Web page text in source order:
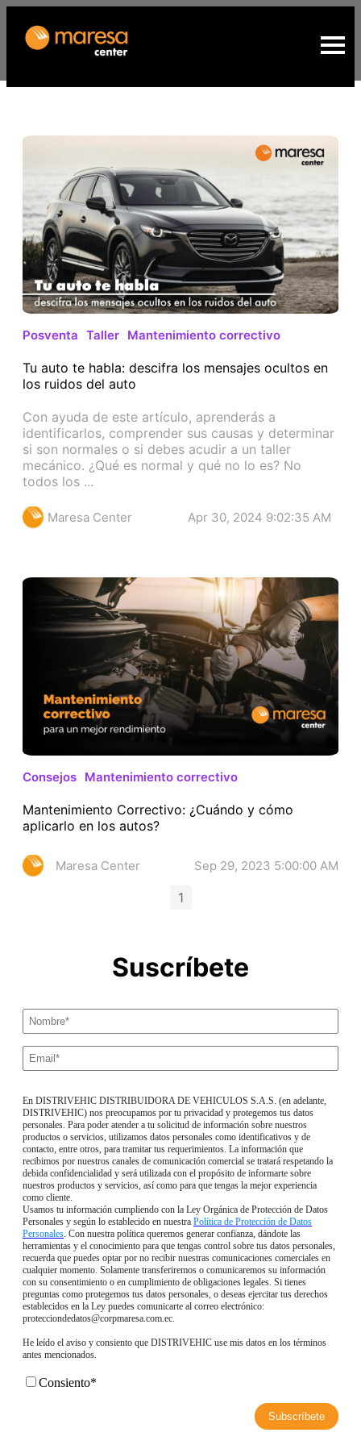
Posventa Taller Mantenimiento correctivo
Tu auto te habla: descifra los mensajes ocultos en
los ruidos del auto
Con ayuda de este artículo, aprenderás a
identificarlos, comprender sus causas y determinar
si son normales o si debes acudir a un taller
mecánico. ¿Qué es normal y qué no lo es? No
todos los ...
Maresa Center Apr 30, 2024 9:02:35 AM
Consejos Mantenimiento correctivo
Mantenimiento Correctivo: ¿Cuándo y cómo
aplicarlo en los autos?
Maresa Center Sep 29, 2023 5:00:00 AM
1
Suscríbete
En DISTRIVEHIC DISTRIBUIDORA DE VEHICULOS S.A.S. (en adelante,
DISTRIVEHIC) nos preocupamos por tu privacidad y protegemos tus datos
personales. Para poder atender a tu solicitud de información sobre nuestros
productos o servicios, utilizamos datos personales como identificativos y de
contacto, entre otros, para tramitar tus requerimientos. La información que
recibimos por nuestros canales de comunicación comercial se tratará respetando la
debida confidencialidad y será utilizada con el propósito de informarte sobre
nuestros productos y servicios, así como para que tengas la mejor experiencia
como cliente.
Usamos tu información cumpliendo con la Ley Orgánica de Protección de Datos
Personales y según lo establecido en nuestra Política de Protección de Datos
Personales. Con nuestra política queremos generar confianza, dándote las
herramientas y el conocimiento para que tengas control sobre tus datos personales,
recuerda que puedes optar por no recibir nuestras comunicaciones comerciales en
cualquier momento. Solamente transferiremos o comunicaremos su información
con su consentimiento o en cumplimiento de obligaciones legales. Si tienes
preguntas como protegemos tus datos personales, o deseas ejercitar tus derechos
establecidos en la Ley puedes comunicarte al correo electrónico:
protecciondedatos@corpmaresa.com.ec.
He leído el aviso y consiento que DISTRIVEHIC use mis datos en los términos
antes mencionados.
Consiento*